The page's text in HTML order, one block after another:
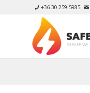
 +36 30 259 5985 